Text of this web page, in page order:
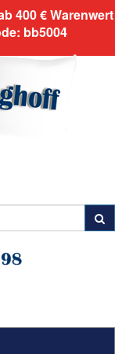
400 € Warenwert
bb5004